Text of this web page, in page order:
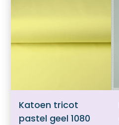
Katoen tricot
pastel geel 1080